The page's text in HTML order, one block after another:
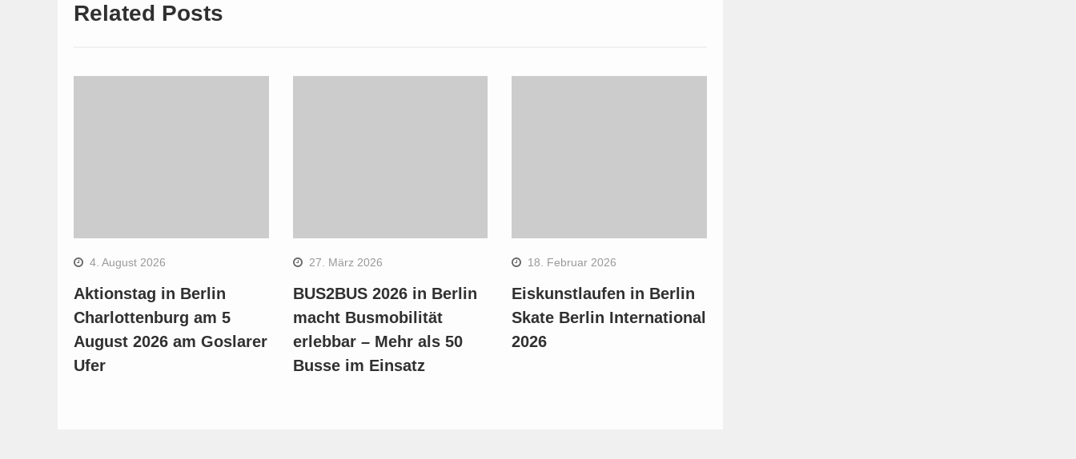
Related Posts
4. August 2026
Aktionstag in Berlin
Charlottenburg am 5
August 2026 am Goslarer
Ufer
27. März 2026
BUS2BUS 2026 in Berlin
macht Busmobilität
erlebbar – Mehr als 50
Busse im Einsatz
18. Februar 2026
Eiskunstlaufen in Berlin
Skate Berlin International
2026